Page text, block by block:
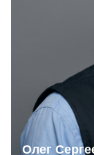
Олег